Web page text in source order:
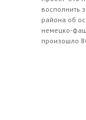
восполнить
района об
немецко-
произошло